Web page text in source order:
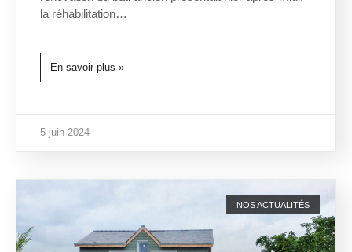
la réhabilitation…
En savoir plus »
5 juin 2024
NOS ACTUALITÉS